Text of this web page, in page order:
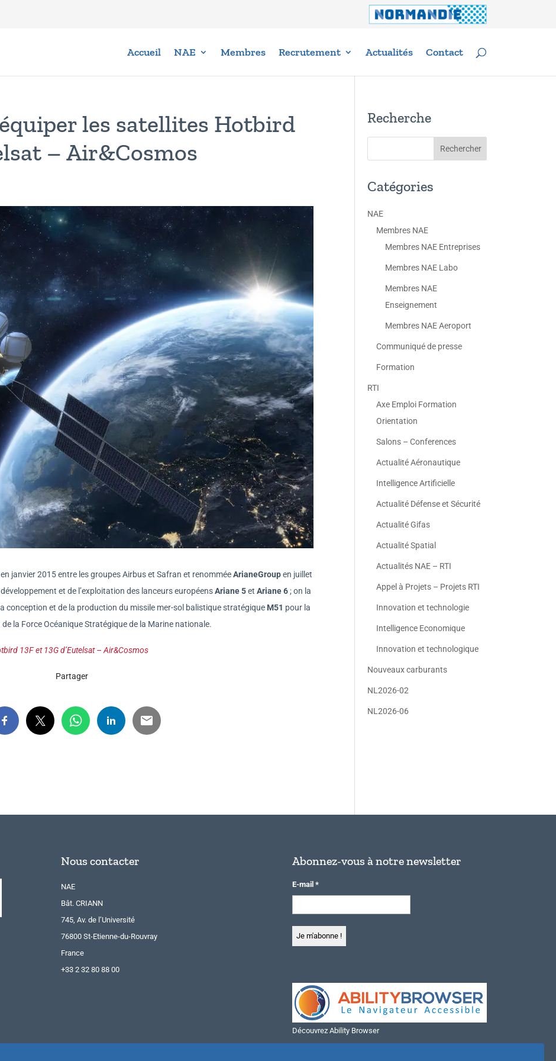
Accueil NAE Membres Recrutement Actualités Contact
les satellites Hotbird
– Air&Cosmos
janvier 2015 entre les groupes Airbus et Safran et renomméeArianeGroupen juillet
et de l’exploitation des lanceurs européensAriane 5et Ariane 6; on la
conception et de la production du missile mer-sol balistique stratégique M51 pour la
la Force Océanique Stratégique de la Marine nationale.
13F et 13G d’Eutelsat – Air&Cosmos
Partager
Recherche
Catégories
NAE
Membres NAE
Membres NAE Entreprises
Membres NAE Labo
Membres NAE
Enseignement
Membres NAE Aeroport
Communiqué de presse
Formation
RTI
Axe Emploi Formation
Orientation
Salons – Conferences
Actualité Aéronautique
Intelligence Artificielle
Actualité Défense et Sécurité
Actualité Gifas
Actualité Spatial
Actualités NAE – RTI
Appel à Projets – Projets RTI
Innovation et technologie
Intelligence Economique
Innovation et technologique
Nouveaux carburants
NL2026-02
NL2026-06
Nous contacter
NAE
Bât. CRIANN
745, Av. de l’Université
76800 St-Etienne-du-Rouvray
France
+33 2 32 80 88 00
Abonnez-vous à notre newsletter
E-mail *
Découvrez Ability Browser